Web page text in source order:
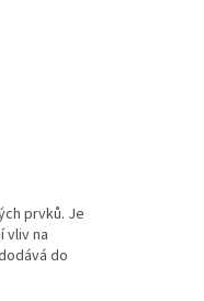
prvků. Je
vliv na
do